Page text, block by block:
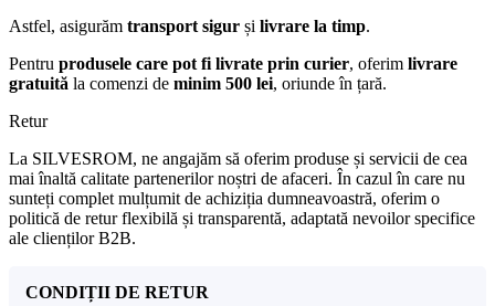
Astfel, asigurăm transport sigur și livrare la timp.
Pentru produsele care pot fi livrate prin curier, oferim livrare
gratuită la comenzi de minim 500 lei, oriunde în țară.
Retur
La SILVESROM, ne angajăm să oferim produse și servicii de cea
mai înaltă calitate partenerilor noștri de afaceri. În cazul în care nu
sunteți complet mulțumit de achiziția dumneavoastră, oferim o
politică de retur flexibilă și transparentă, adaptată nevoilor specifice
ale clienților B2B.
CONDIȚII DE RETUR